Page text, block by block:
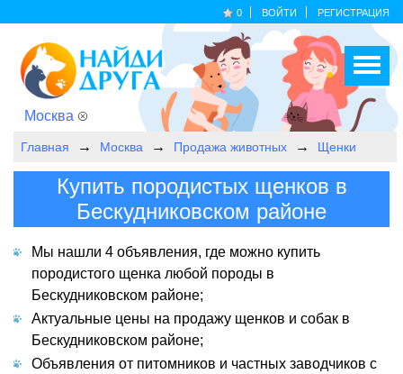
0 ВОЙТИ РЕГИСТРАЦИЯ
Москва
Главная Москва Продажа животных Щенки
Купить породистых щенков в
Бескудниковском районе
Мы нашли 4 объявления, где можно купить
породистого щенка любой породы в
Бескудниковском районе;
Актуальные цены на продажу щенков и собак в
Бескудниковском районе;
Объявления от питомников и частных заводчиков с